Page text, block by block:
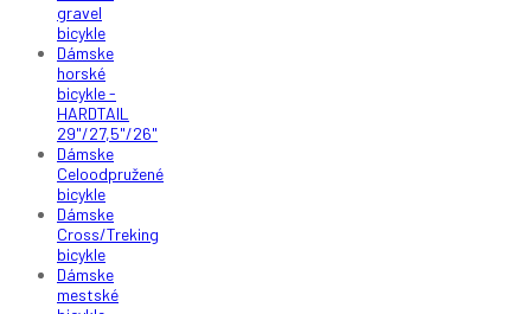
gravel
bicykle
Dámske
horské
bicykle -
HARDTAIL
29"/27,5"/26"
Dámske
Celoodpružené
bicykle
Dámske
Cross/Treking
bicykle
Dámske
mestské